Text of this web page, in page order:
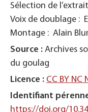
Sélection de
Voix de doublage :
Montage : Alain
Source : Archives
du goulag
Licence : CC BY NC
Identifiant
https://doi.org/